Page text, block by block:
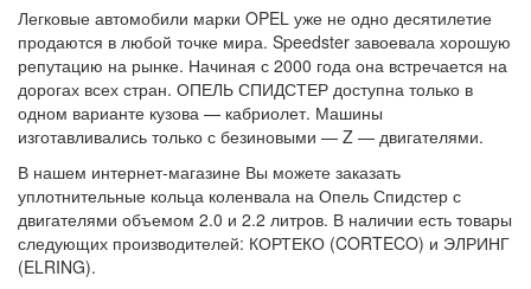
Легковые автомобили марки OPEL уже не одно десятилетие
продаются в любой точке мира. Speedster завоевала хорошую
репутацию на рынке. Начиная с 2000 года она встречается на
дорогах всех стран. ОПЕЛЬ СПИДСТЕР доступна только в
одном варианте кузова — кабриолет. Машины
изготавливались только с безиновыми — Z — двигателями.
В нашем интернет-магазине Вы можете заказать
уплотнительные кольца коленвала на Опель Спидстер с
двигателями объемом 2.0 и 2.2 литров. В наличии есть товары
следующих производителей: КОРТЕКО (CORTECO) и ЭЛРИНГ
(ELRING).